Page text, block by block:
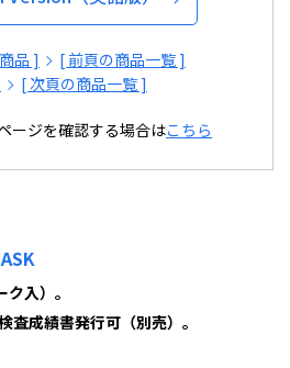
品 ]
[ 前頁の商品一覧 ]
[ 次頁の商品一覧 ]
ージを確認する場合はこちら
入）。
査成績書発行可（別売）。